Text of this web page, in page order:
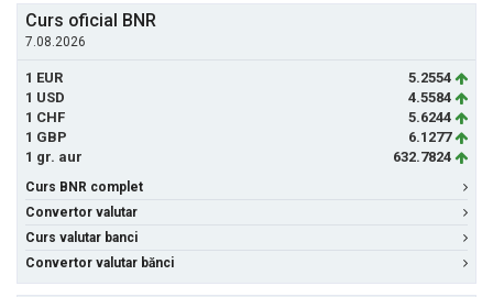
Curs oficial BNR
7.08.2026
1 EUR
5.2554
1 USD
4.5584
1 CHF
5.6244
1 GBP
6.1277
1 gr. aur
632.7824
Curs BNR complet
Convertor valutar
Curs valutar banci
Convertor valutar bănci